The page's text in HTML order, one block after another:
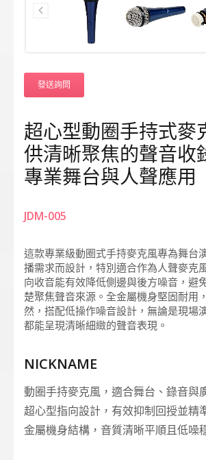
發送詢問
超心型動圈手持式麥
供清晰聚焦的聲音收
專業舞台與人聲應用
JDM-005
這款專業級動圈式手持麥克風專為舞台
播需求而設計，特別適合作為人聲麥克
向收音能有效降低側邊與後方噪音，避
楚聚焦聲音來源。全金屬機身堅固耐用
然，搭配低操作噪音設計，無論是現場
都能呈現清晰細緻的聲音表現。
NICKNAME
動圈手持麥克風，適合舞台、錄音與
超心型指向設計，有效抑制回授並精
金屬機身結構，音質清晰平順且低噪